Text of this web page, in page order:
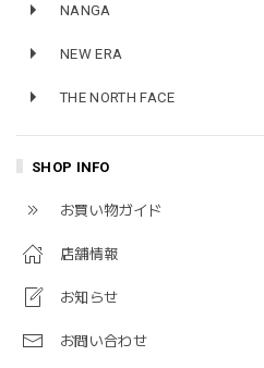
NANGA
NEW ERA
THE NORTH FACE
SHOP INFO
お買い物ガイド
店舗情報
お知らせ
お問い合わせ